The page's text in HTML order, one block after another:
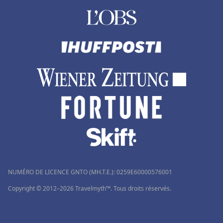
Hôtels dans les Côtes d'Armor
Hôtels à Tanger
NUMÉRO DE LICENCE GNTO (MH.T.E.): 0259Ε60000576001
Copyright © 2012–2026 Travelmyth™. Tous droits réservés.